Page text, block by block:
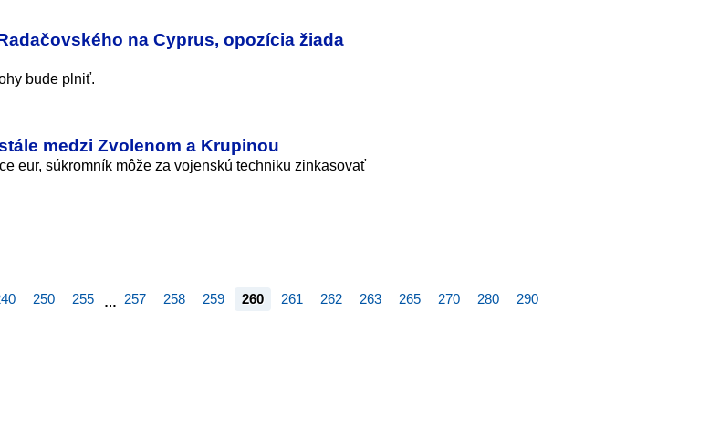
na Cyprus, opozícia žiada
bude plniť.
medzi Zvolenom a Krupinou
eur, súkromník môže za vojenskú techniku zinkasovať
250 255 … 257 258 259 260 261 262 263 265 270 280 290